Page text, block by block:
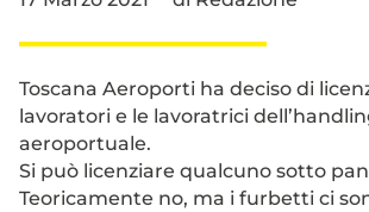
Toscana Aeroporti ha deciso di
lavoratori e le lavoratrici
aeroportuale.
Si può licenziare qualcuno sotto
Teoricamente no, ma i furbetti ci